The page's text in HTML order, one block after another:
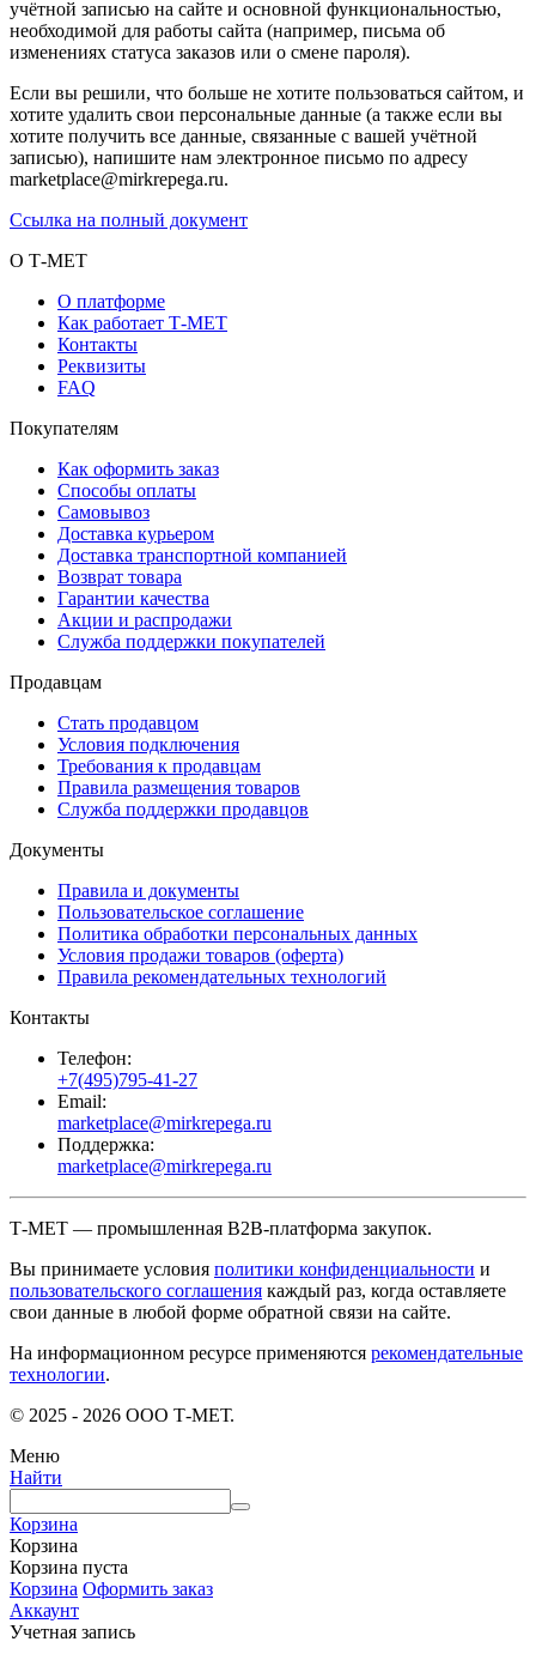
учётной записью на сайте и основной функциональностью,
необходимой для работы сайта (например, письма об
изменениях статуса заказов или о смене пароля).
Если вы решили, что больше не хотите пользоваться сайтом, и
хотите удалить свои персональные данные (а также если вы
хотите получить все данные, связанные с вашей учётной
записью), напишите нам электронное письмо по адресу
marketplace@mirkrepega.ru.
Ссылка на полный документ
О Т-МЕТ
О платформе
Как работает Т-МЕТ
Контакты
Реквизиты
FAQ
Покупателям
Как оформить заказ
Способы оплаты
Самовывоз
Доставка курьером
Доставка транспортной компанией
Возврат товара
Гарантии качества
Акции и распродажи
Служба поддержки покупателей
Продавцам
Стать продавцом
Условия подключения
Требования к продавцам
Правила размещения товаров
Служба поддержки продавцов
Документы
Правила и документы
Пользовательское соглашение
Политика обработки персональных данных
Условия продажи товаров (оферта)
Правила рекомендательных технологий
Контакты
Телефон:
+7(495)795-41-27
Email:
marketplace@mirkrepega.ru
Поддержка:
marketplace@mirkrepega.ru
Т-МЕТ — промышленная B2B-платформа закупок.
Вы принимаете условия политики конфиденциальности и
пользовательского соглашения каждый раз, когда оставляете
свои данные в любой форме обратной связи на сайте.
На информационном ресурсе применяются рекомендательные
технологии.
© 2025 - 2026 ООО Т-МЕТ.
Меню
Найти
Корзина
Корзина
Корзина пуста
Корзина Оформить заказ
Аккаунт
Учетная запись